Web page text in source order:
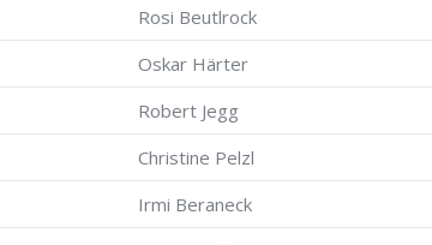
Rosi Beutlrock
Oskar Härter
Robert Jegg
Christine Pelzl
Irmi Beraneck